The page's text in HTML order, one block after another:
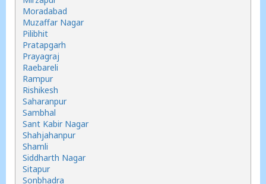
Moradabad
Muzaffar Nagar
Pilibhit
Pratapgarh
Prayagraj
Raebareli
Rampur
Rishikesh
Saharanpur
Sambhal
Sant Kabir Nagar
Shahjahanpur
Shamli
Siddharth Nagar
Sitapur
Sonbhadra